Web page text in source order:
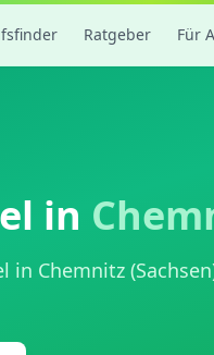
Ratgeber Für
in
in Chemnitz (Sachsen